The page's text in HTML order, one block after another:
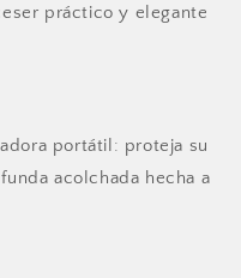
práctico y elegante
portátil: proteja su
acolchada hecha a